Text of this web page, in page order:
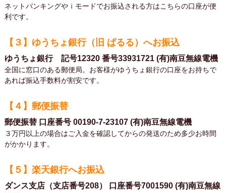
ネットバンキングやｉモードでお振込される方はこちらの口座が便
利です。
【３】ゆうちょ銀行（旧 ぱるる）へお振込
ゆうちょ銀行 記号12320 番号33931721 (有)南豆無線電機
全国に窓口のある郵便局。お客様がゆうちょ銀行の口座をお持ちで
あれば振込手数料が割安です。
【４】郵便振替
郵便振替 口座番号 00190-7-23107 (有)南豆無線電機
３万円以上の場合はご入金を確認してからの発送のため多少お時間
がかかります。
【５】楽天銀行へお振込
ダンス支店（支店番号208） 口座番号7001590 (有)南豆無線